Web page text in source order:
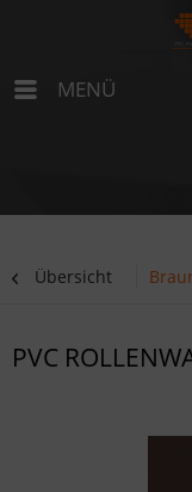
MENÜ
Übersicht
PVC